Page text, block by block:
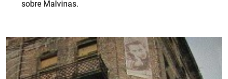
sobre Malvinas.